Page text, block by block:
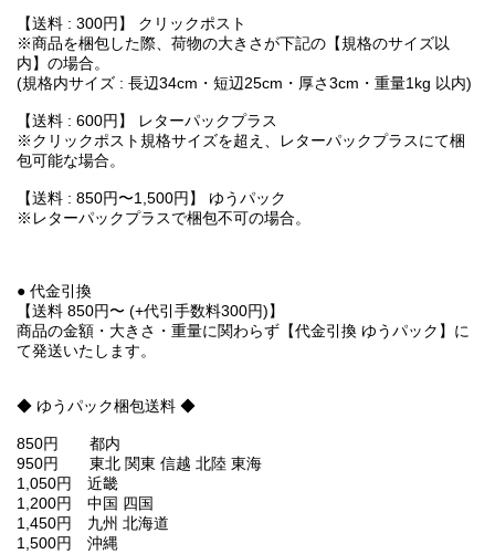
【送料 : 300円】 クリックポスト
※商品を梱包した際、荷物の大きさが下記の【規格のサイズ以
内】の場合。
(規格内サイズ : 長辺34cm・短辺25cm・厚さ3cm・重量1kg 以内)
【送料 : 600円】 レターパックプラス
※クリックポスト規格サイズを超え、レターパックプラスにて梱
包可能な場合。
【送料 : 850円〜1,500円】 ゆうパック
※レターパックプラスで梱包不可の場合。
● 代金引換
【送料 850円〜 (+代引手数料300円)】
商品の金額・大きさ・重量に関わらず【代金引換 ゆうパック】に
て発送いたします。
◆ ゆうパック梱包送料 ◆
850円 都内
950円 東北 関東 信越 北陸 東海
1,050円 近畿
1,200円 中国 四国
1,450円 九州 北海道
1,500円 沖縄